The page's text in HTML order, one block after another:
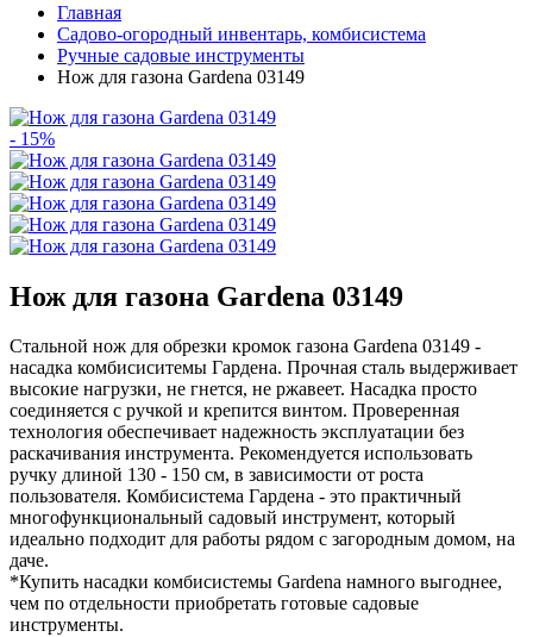
Главная
Садово-огородный инвентарь, комбисистема
Ручные садовые инструменты
Нож для газона Gardena 03149
- 15%
Нож для газона Gardena 03149
Стальной нож для обрезки кромок газона Gardena 03149 -
насадка комбисиситемы Гардена. Прочная сталь выдерживает
высокие нагрузки, не гнется, не ржавеет. Насадка просто
соединяется с ручкой и крепится винтом. Проверенная
технология обеспечивает надежность эксплуатации без
раскачивания инструмента. Рекомендуется использовать
ручку длиной 130 - 150 см, в зависимости от роста
пользователя. Комбисистема Гардена - это практичный
многофункциональный садовый инструмент, который
идеально подходит для работы рядом с загородным домом, на
даче.
*Купить насадки комбисистемы Gardena намного выгоднее,
чем по отдельности приобретать готовые садовые
инструменты.